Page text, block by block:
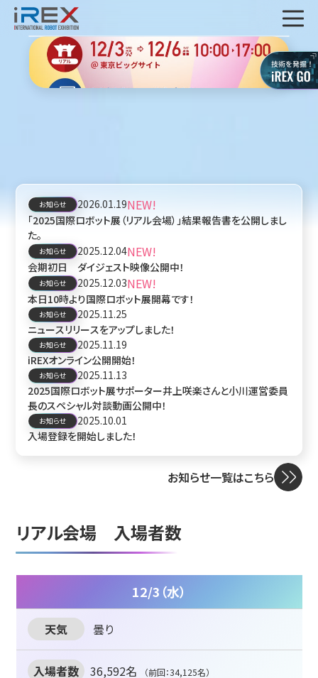
次回の国際ロボット展は2027年
12月上旬開催予定です。
［ご案内］
2026年12月に『RoboNext 2026』を初開催いた
多くのご出展・来場をお待ちしております。
https://robonext.nikkan.co.jp/
お知らせ 2026.01.19NEW!
「2025国際ロボット展（リアル会場）」結果報告書を公開しまし
た。
お知らせ 2025.12.04NEW!
会期初日 ダイジェスト映像公開中！
お知らせ 2025.12.03NEW!
本日10時より国際ロボット展開幕です！
お知らせ
2025.11.25
ニュースリリースをアップしました！
お知らせ
2025.11.19
iREXオンライン公開開始！
お知らせ
2025.11.13
2025国際ロボット展サポーター井上咲楽さんと小川運営委員
長のスペシャル対談動画公開中！
お知らせ
2025.10.01
入場登録を開始しました！
お知らせ一覧はこちら
リアル会場 入場者数
12/3（水）
曇り
36,592名 （前回：34,125名）